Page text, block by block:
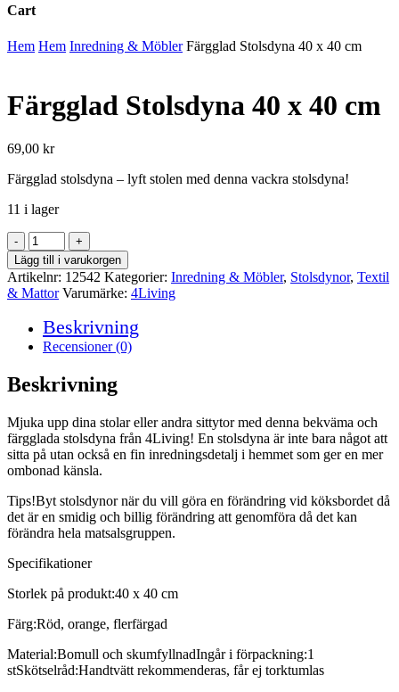
Cart
Close
Hem Hem Inredning & Möbler Färgglad Stolsdyna 40 x 40 cm
Färgglad Stolsdyna 40 x 40 cm
69,00 kr
Färgglad stolsdyna – lyft stolen med denna vackra stolsdyna!
11 i lager
Färgglad
Stolsdyna
40
x
40
cm
mängd
Lägg till i varukorgen
Artikelnr: 12542 Kategorier: Inredning & Möbler, Stolsdynor, Textil
& Mattor Varumärke: 4Living
Beskrivning
Recensioner (0)
Beskrivning
Mjuka upp dina stolar eller andra sittytor med denna bekväma och
färgglada stolsdyna från 4Living! En stolsdyna är inte bara något att
sitta på utan också en fin inredningsdetalj i hemmet som ger en mer
ombonad känsla.
Tips!Byt stolsdynor när du vill göra en förändring vid köksbordet då
det är en smidig och billig förändring att genomföra då det kan
förändra hela matsalsgruppen.
Specifikationer
Storlek på produkt:40 x 40 cm
Färg:Röd, orange, flerfärgad
Material:Bomull och skumfyllnadIngår i förpackning:1
stSkötselråd:Handtvätt rekommenderas, får ej torktumlas